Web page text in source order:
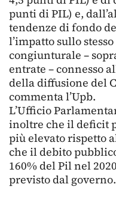
punti di PIL) e,
tendenze di fondo
l’impatto sullo
congiunturale –
entrate – connesso
della diffusione del
commenta l’Upb.
L’Ufficio
inoltre che il deficit
più elevato rispetto
che il debito
160% del Pil nel
previsto dal governo.